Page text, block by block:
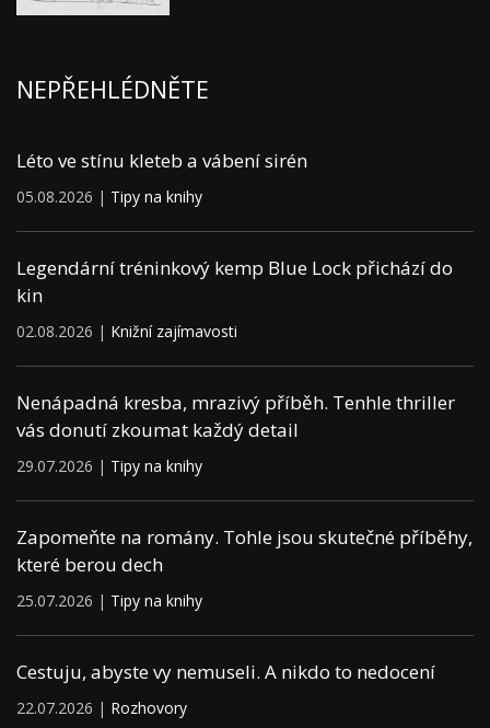
NEPŘEHLÉDNĚTE
Léto ve stínu kleteb a vábení sirén
05.08.2026 | Tipy na knihy
Legendární tréninkový kemp Blue Lock přichází do
kin
02.08.2026 | Knižní zajímavosti
Nenápadná kresba, mrazivý příběh. Tenhle thriller
vás donutí zkoumat každý detail
29.07.2026 | Tipy na knihy
Zapomeňte na romány. Tohle jsou skutečné příběhy,
které berou dech
25.07.2026 | Tipy na knihy
Cestuju, abyste vy nemuseli. A nikdo to nedocení
22.07.2026 | Rozhovory